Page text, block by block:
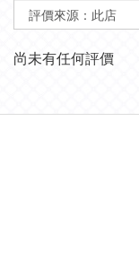
尚未有任何評價